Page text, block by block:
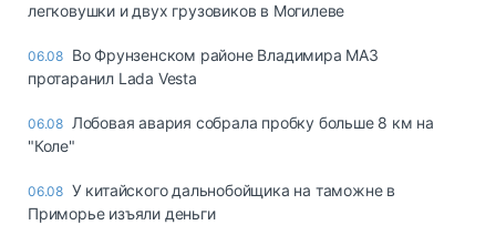
легковушки и двух грузовиков в Могилеве
06.08 Во Фрунзенском районе Владимира МАЗ
протаранил Lada Vesta
06.08 Лобовая авария собрала пробку больше 8 км на
"Коле"
06.08 У китайского дальнобойщика на таможне в
Приморье изъяли деньги